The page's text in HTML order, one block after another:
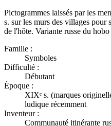
Pictogrammes laissés par les
s. sur les murs des villages pour
de l'hôte. Variante russe du
Famille :
Symboles
Difficulté :
Débutant
Époque :
XIXᵉ s. (marques
ludique récemment
Inventeur :
Communauté itinérante